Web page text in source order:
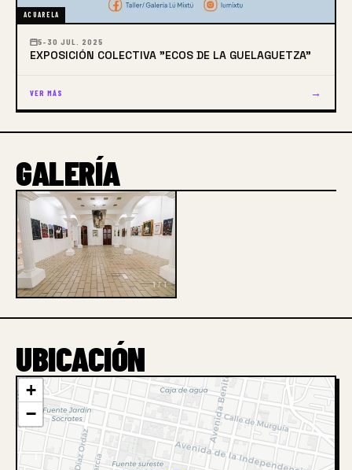
ACUARELA
5–30 JUL. 2025
EXPOSICIÓN COLECTIVA "ECOS DE LA GUELAGUETZA"
VER MÁS →
GALERÍA
1 / 1
UBICACIÓN
+
−